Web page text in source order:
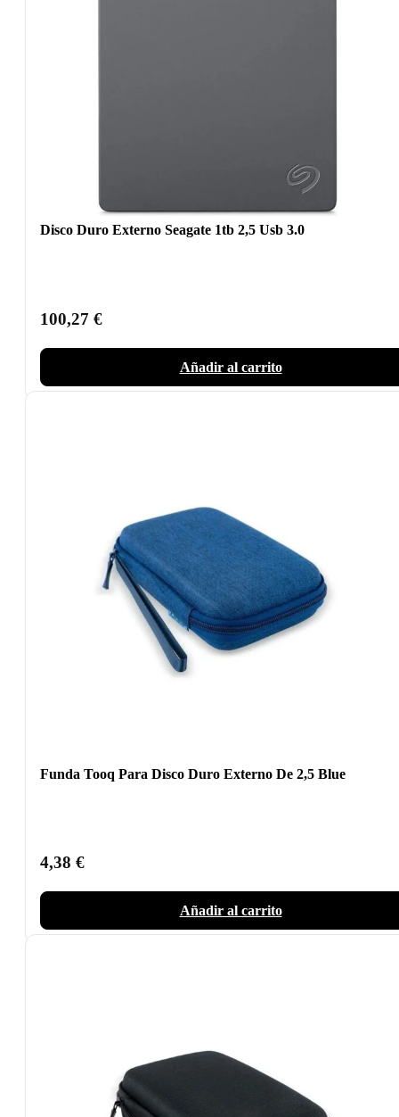
Disco Duro Externo Seagate 1tb 2,5 Usb 3.0
100,27 €
Añadir al carrito
Funda Tooq Para Disco Duro Externo De 2,5 Blue
4,38 €
Añadir al carrito